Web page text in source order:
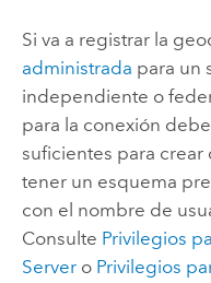
Si va a registrar la
administrada para un
independiente o
para la conexión
suficientes para crear
tener un esquema
con el nombre de
Consulte Privilegios
Servero Privilegios